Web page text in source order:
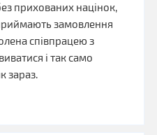
прихованих націнок,
замовлення
співпрацею з
і так само
зараз.